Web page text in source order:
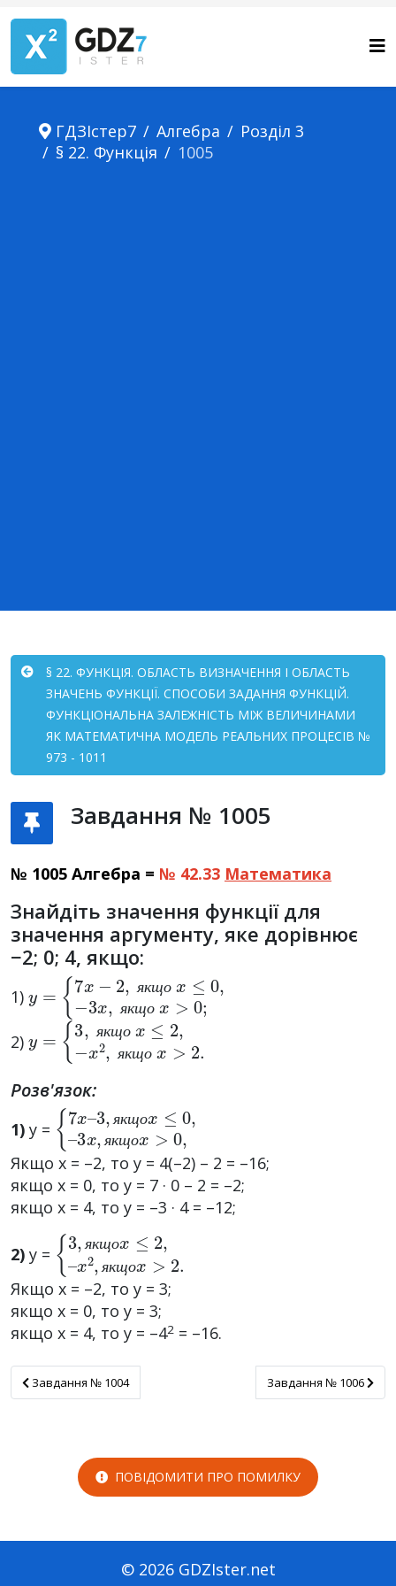
ГДЗІстер7 Алгебра
Розділ 3
§ 22. Функція
1005
§ 22. ФУНКЦІЯ. ОБЛАСТЬ ВИЗНАЧЕННЯ І ОБЛАСТЬ
ЗНАЧЕНЬ ФУНКЦІЇ. СПОСОБИ ЗАДАННЯ ФУНКЦІЙ.
ФУНКЦІОНАЛЬНА ЗАЛЕЖНІСТЬ МІЖ ВЕЛИЧИНАМИ
ЯК МАТЕМАТИЧНА МОДЕЛЬ РЕАЛЬНИХ ПРОЦЕСІВ №
973 - 1011
Завдання № 1005
№ 1005 Алгебра = № 42.33 Математика
Знайдіть значення функції для
значення аргументу, яке дорівнює
−2; 0; 4, якщо:
1) як щ о
як щ о
2,я кщо x≤0, −3 x, як
2) якщ о
як щ о
кщ оx≤2,− x2,я
Розв'язок:
1) y = як щ о
як щ о
{7x–
3,якщоx≤0,–
3x,якщоx>0
Якщо x = –2, то y = 4(–2) – 2 = –16;
якщо x = 0, то y = 7 · 0 – 2 = –2;
якщо x = 4, то y = –3 · 4 = –12;
2) y = як щ о
як щ о
{3,якщоx ≤2 ,–
x2,якщоx >2.
Якщо x = –2, то y = 3;
якщо x = 0, то y = 3;
якщо x = 4, то y = –42 = –16.
Завдання № 1004
Завдання № 1004 Завдання № 1006
Завдання № 1006
ПОВІДОМИТИ ПРО ПОМИЛКУ
© 2026 GDZIster.net